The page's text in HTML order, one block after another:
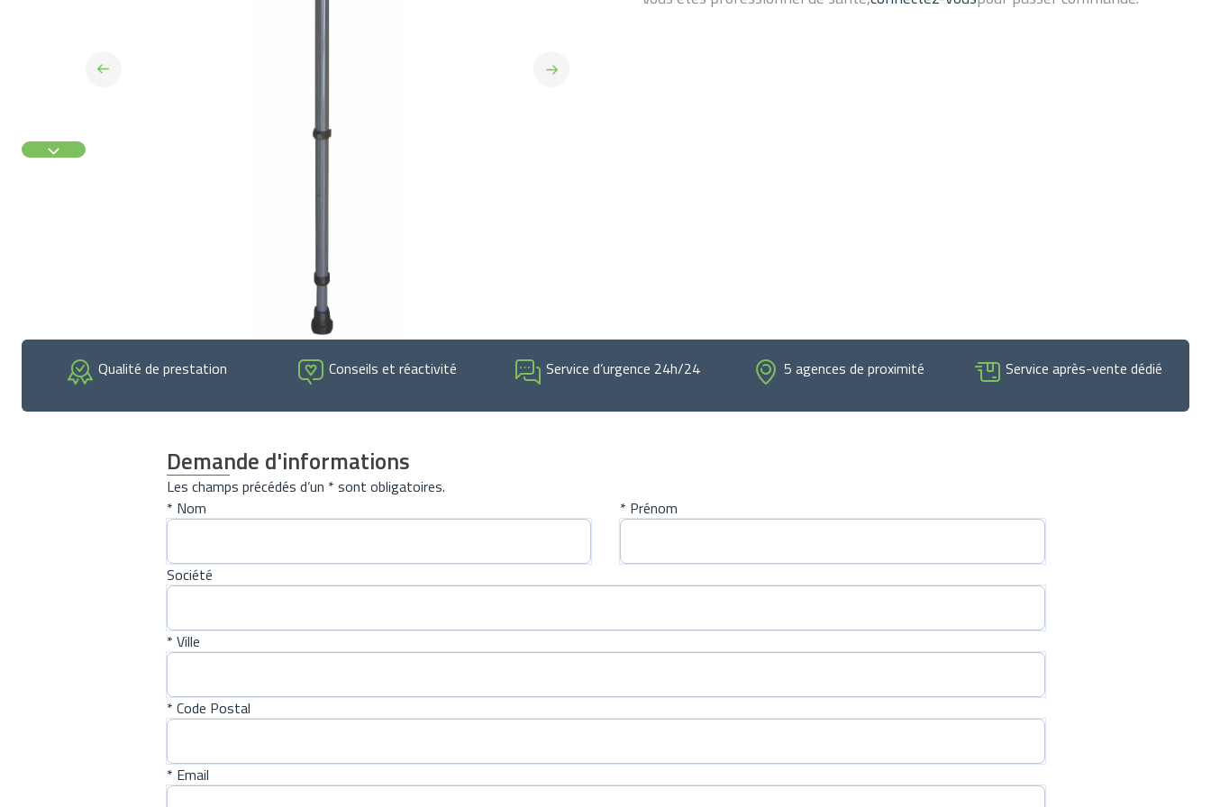
Qualité de prestation Conseils et réactivité Service d’urgence 24h/24 5 agences de proximité Service après-vente dédié
Demande d'informations
Les champs précédés d’un * sont obligatoires.
* Nom
* Prénom
Société
* Ville
* Code Postal
* Email